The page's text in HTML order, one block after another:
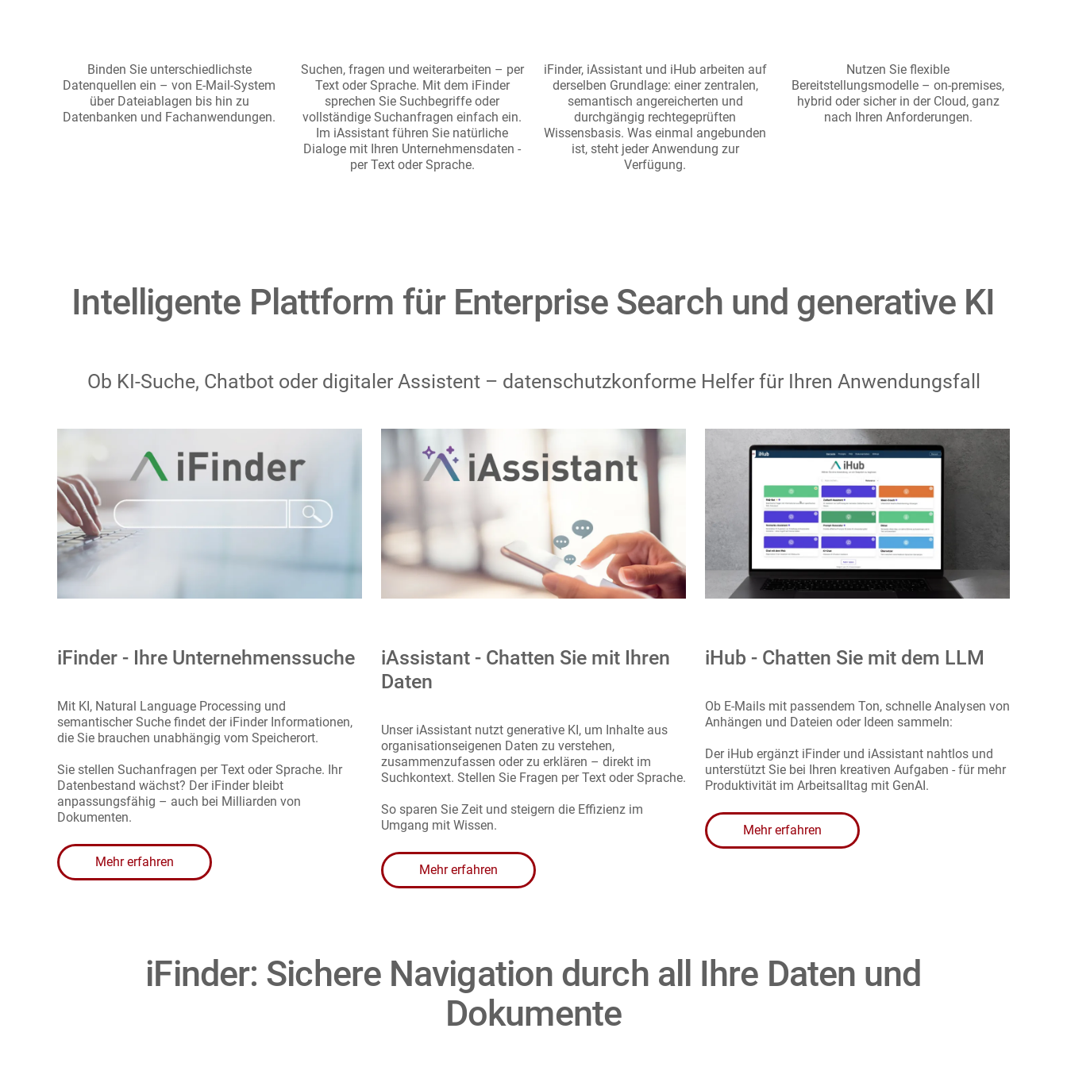
Binden Sie unterschiedlichste
Datenquellen ein – von E-Mail-System
über Dateiablagen bis hin zu
Datenbanken und Fachanwendungen.
Suchen, fragen und weiterarbeiten – per
Text oder Sprache. Mit dem iFinder
sprechen Sie Suchbegriffe oder
vollständige Suchanfragen einfach ein.
Im iAssistant führen Sie natürliche
Dialoge mit Ihren Unternehmensdaten -
per Text oder Sprache.
iFinder, iAssistant und iHub arbeiten auf
derselben Grundlage: einer zentralen,
semantisch angereicherten und
durchgängig rechtegeprüften
Wissensbasis. Was einmal angebunden
ist, steht jeder Anwendung zur
Verfügung.
Nutzen Sie flexible
Bereitstellungsmodelle – on-premises,
hybrid oder sicher in der Cloud, ganz
nach Ihren Anforderungen.
Intelligente Plattform für Enterprise Search und generative KI
Ob KI-Suche, Chatbot oder digitaler Assistent – datenschutzkonforme Helfer für Ihren Anwendungsfall
iFinder - Ihre Unternehmenssuche
Mit KI, Natural Language Processing und
semantischer Suche findet der iFinder Informationen,
die Sie brauchen unabhängig vom Speicherort.
Sie stellen Suchanfragen per Text oder Sprache. Ihr
Datenbestand wächst? Der iFinder bleibt
anpassungsfähig – auch bei Milliarden von
Dokumenten.
Mehr erfahren
iAssistant - Chatten Sie mit Ihren
Daten
Unser iAssistant nutzt generative KI, um Inhalte aus
organisationseigenen Daten zu verstehen,
zusammenzufassen oder zu erklären – direkt im
Suchkontext. Stellen Sie Fragen per Text oder Sprache.
So sparen Sie Zeit und steigern die Effizienz im
Umgang mit Wissen.
Mehr erfahren
iHub - Chatten Sie mit dem LLM
Ob E‑Mails mit passendem Ton, schnelle Analysen von
Anhängen und Dateien oder Ideen sammeln:
Der iHub ergänzt iFinder und iAssistant nahtlos und
unterstützt Sie bei Ihren kreativen Aufgaben - für mehr
Produktivität im Arbeitsalltag mit GenAI.
Mehr erfahren
iFinder: Sichere Navigation durch all Ihre Daten und
Dokumente